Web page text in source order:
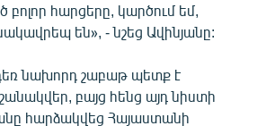
բոլոր հարցերը, կարծում եմ,
են», - նշեց Ավինյանը:
նախորդ շաբաթ պետք է
բայց հենց այդ նիստի
հարձակվեց Հայաստանի